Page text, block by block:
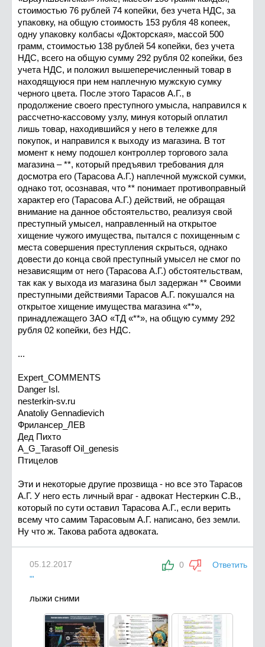
стоимостью 76 рублей 74 копейки, без учета НДС, за
упаковку, на общую стоимость 153 рубля 48 копеек,
одну упаковку колбасы «Докторская», массой 500
грамм, стоимостью 138 рублей 54 копейки, без учета
НДС, всего на общую сумму 292 рубля 02 копейки, без
учета НДС, и положил вышеперечисленный товар в
находящуюся при нем наплечную мужскую сумку
черного цвета. После этого Тарасов А.Г., в
продолжение своего преступного умысла, направился к
рассчетно-кассовому узлу, минуя который оплатил
лишь товар, находившийся у него в тележке для
покупок, и направился к выходу из магазина. В тот
момент к нему подошел контроллер торгового зала
магазина – **, который предъявил требования для
досмотра его (Тарасова А.Г.) наплечной мужской сумки,
однако тот, осознавая, что ** понимает противоправный
характер его (Тарасова А.Г.) действий, не обращая
внимание на данное обстоятельство, реализуя свой
преступный умысел, направленный на открытое
хищение чужого имущества, пытался с похищенным с
места совершения преступления скрыться, однако
довести до конца свой преступный умысел не смог по
независящим от него (Тарасова А.Г.) обстоятельствам,
так как у выхода из магазина был задержан ** Своими
преступными действиями Тарасов А.Г. покушался на
открытое хищение имущества магазина «**»,
принадлежащего ЗАО «ТД «**», на общую сумму 292
рубля 02 копейки, без НДС.
...
Expert_COMMENTS
Danger Isl.
nesterkin-sv.ru
Anatoliy Gennadievich
Фрилансер_ЛЕВ
Дед Пихто
A_G_Tarasoff Oil_genesis
Птицелов
Эти и некоторые другие прозвища - но все это Тарасов
А.Г. У него есть личный враг - адвокат Нестеркин С.В.,
который по сути оставил Тарасова А.Г., если верить
всему что самим Тарасовым А.Г. написано, без земли.
Ну что ж. Такова работа адвоката.
0 Ответить
05.12.2017
"'
лыжи сними